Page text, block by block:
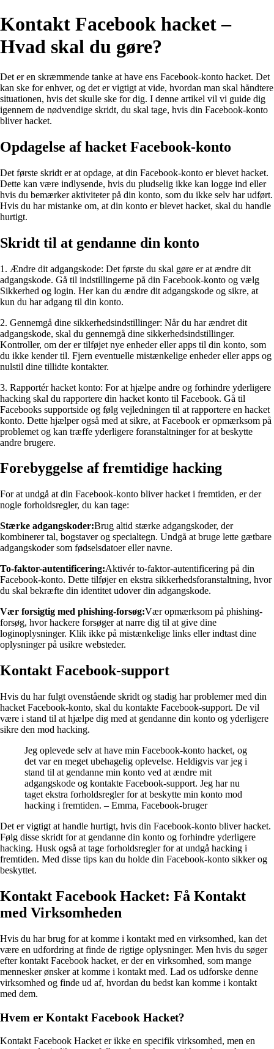
Kontakt Facebook hacket –
Hvad skal du gøre?
Det er en skræmmende tanke at have ens Facebook-konto hacket. Det
kan ske for enhver, og det er vigtigt at vide, hvordan man skal håndtere
situationen, hvis det skulle ske for dig. I denne artikel vil vi guide dig
igennem de nødvendige skridt, du skal tage, hvis din Facebook-konto
bliver hacket.
Opdagelse af hacket Facebook-konto
Det første skridt er at opdage, at din Facebook-konto er blevet hacket.
Dette kan være indlysende, hvis du pludselig ikke kan logge ind eller
hvis du bemærker aktiviteter på din konto, som du ikke selv har udført.
Hvis du har mistanke om, at din konto er blevet hacket, skal du handle
hurtigt.
Skridt til at gendanne din konto
1. Ændre dit adgangskode: Det første du skal gøre er at ændre dit
adgangskode. Gå til indstillingerne på din Facebook-konto og vælg
Sikkerhed og login. Her kan du ændre dit adgangskode og sikre, at
kun du har adgang til din konto.
2. Gennemgå dine sikkerhedsindstillinger: Når du har ændret dit
adgangskode, skal du gennemgå dine sikkerhedsindstillinger.
Kontroller, om der er tilføjet nye enheder eller apps til din konto, som
du ikke kender til. Fjern eventuelle mistænkelige enheder eller apps og
nulstil dine tillidte kontakter.
3. Rapportér hacket konto: For at hjælpe andre og forhindre yderligere
hacking skal du rapportere din hacket konto til Facebook. Gå til
Facebooks supportside og følg vejledningen til at rapportere en hacket
konto. Dette hjælper også med at sikre, at Facebook er opmærksom på
problemet og kan træffe yderligere foranstaltninger for at beskytte
andre brugere.
Forebyggelse af fremtidige hacking
For at undgå at din Facebook-konto bliver hacket i fremtiden, er der
nogle forholdsregler, du kan tage:
Stærke adgangskoder:Brug altid stærke adgangskoder, der
kombinerer tal, bogstaver og specialtegn. Undgå at bruge lette gætbare
adgangskoder som fødselsdatoer eller navne.
To-faktor-autentificering:Aktivér to-faktor-autentificering på din
Facebook-konto. Dette tilføjer en ekstra sikkerhedsforanstaltning, hvor
du skal bekræfte din identitet udover din adgangskode.
Vær forsigtig med phishing-forsøg:Vær opmærksom på phishing-
forsøg, hvor hackere forsøger at narre dig til at give dine
loginoplysninger. Klik ikke på mistænkelige links eller indtast dine
oplysninger på usikre websteder.
Kontakt Facebook-support
Hvis du har fulgt ovenstående skridt og stadig har problemer med din
hacket Facebook-konto, skal du kontakte Facebook-support. De vil
være i stand til at hjælpe dig med at gendanne din konto og yderligere
sikre den mod hacking.
Jeg oplevede selv at have min Facebook-konto hacket, og
det var en meget ubehagelig oplevelse. Heldigvis var jeg i
stand til at gendanne min konto ved at ændre mit
adgangskode og kontakte Facebook-support. Jeg har nu
taget ekstra forholdsregler for at beskytte min konto mod
hacking i fremtiden. – Emma, Facebook-bruger
Det er vigtigt at handle hurtigt, hvis din Facebook-konto bliver hacket.
Følg disse skridt for at gendanne din konto og forhindre yderligere
hacking. Husk også at tage forholdsregler for at undgå hacking i
fremtiden. Med disse tips kan du holde din Facebook-konto sikker og
beskyttet.
Kontakt Facebook Hacket: Få Kontakt
med Virksomheden
Hvis du har brug for at komme i kontakt med en virksomhed, kan det
være en udfordring at finde de rigtige oplysninger. Men hvis du søger
efter kontakt Facebook hacket, er der en virksomhed, som mange
mennesker ønsker at komme i kontakt med. Lad os udforske denne
virksomhed og finde ud af, hvordan du bedst kan komme i kontakt
med dem.
Hvem er Kontakt Facebook Hacket?
Kontakt Facebook Hacket er ikke en specifik virksomhed, men en